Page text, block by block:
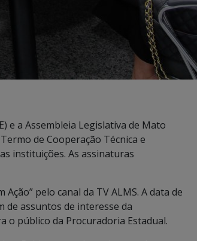
e a Assembleia Legislativa de Mato
de Cooperação Técnica e
instituições. As assinaturas
pelo canal da TV ALMS. A data de
de assuntos de interesse da
o público da Procuradoria Estadual.